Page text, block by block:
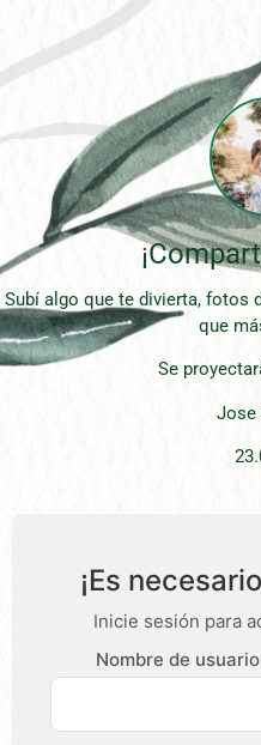
Subí algo que te divierta, fotos
que
Se
Jose
¡Es
Inicie sesión para
Nombre de